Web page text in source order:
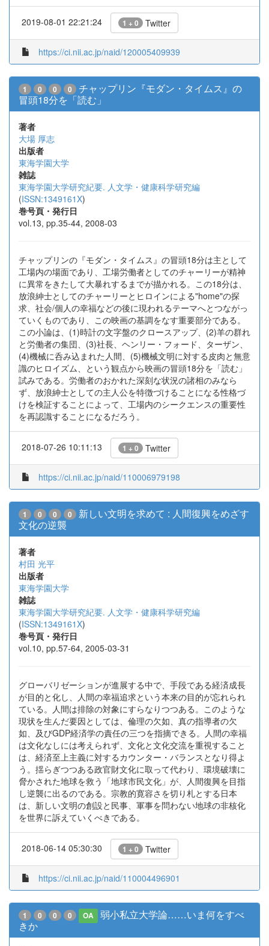
2019-08-01 22:21:24 1 + 0 Twitter
https://ci.nii.ac.jp/naid/120005409939
1 0 0 0
チャップリン『モダン・タイムス』の
冒頭18分を「読む」
著者
大場 厚志
出版者
東海学園大学
雑誌
東海学園大学研究紀要. 人文学・健康科学研究編
(ISSN:1349161X)
巻号頁・発行日
vol.13, pp.35-44, 2008-03
チャップリンの『モダン・タイムス』の冒頭18分は主として
工場内の場面であり、工場労働者としてのチャーリーが精神
に異常をきたして大暴れするまでが描かれる。この18分は、
放浪紳士としてのチャーリーとヒロインによる"home"の探
求、社会/個人の幸福などの後に現われるテーマへとつながっ
ていくものであり、この映画の基調をなす重要部分である。
この小論は、(1)時計の文字盤のクロースアップ、(2)羊の群れ
と労働者の集団、(3)社長、ヘンリー・フォード、ターザン、
(4)機械に呑み込まれた人間、(5)機械文明に対する皮肉と無意
識のヒロイズム、という観点から映画の冒頭18分を「読む」
試みである。労働者のおかれた深刻な状況の諸相のみなら
ず、放浪紳士としての主人公を特徴づけることになる性格づ
けを検証することによって、工場内のシークエンスの重要性
を再認識することになるだろう。
2018-07-26 10:11:13 1 + 0 Twitter
https://ci.nii.ac.jp/naid/110006979198
1 0 0 0
新しい文明を求めて : 人間復興をめざす
文化の逆襲
著者
村田 光平
出版者
東海学園大学
雑誌
東海学園大学研究紀要. 人文学・健康科学研究編
(ISSN:1349161X)
巻号頁・発行日
vol.10, pp.57-64, 2005-03-31
グローバリゼーションが進展する中で、手段である経済成長
が目的と化し、人間の幸福追求という本来の目的が忘れられ
ている。人間は排除の対象にすらなりつつある。このような
現状を生んだ要因としては、倫理の欠如、真の指導者の欠
如、及びGDP経済学の責任の三つを指摘できる。人間の幸福
は文化なしには考えられず、文化と文化交流を重視すること
は、経済至上主義に対するカウンター・バランスとなり得よ
う。揺らぎつつある政官財文化に取って代わり、環境破壊に
脅かされた地球を救う「地球市民文化」が、人間復興を目指
し逆襲に出るのである。宗教的寛容さを切り札とする日本
は、新しい文明の創設と民事、軍事を問わない地球の非核化
を世界に訴えていくべきである。
2018-06-14 05:30:30 1 + 0 Twitter
https://ci.nii.ac.jp/naid/110004496901
1 0 0 0 OA
弱小私立大学論……いま何をすべ
きか